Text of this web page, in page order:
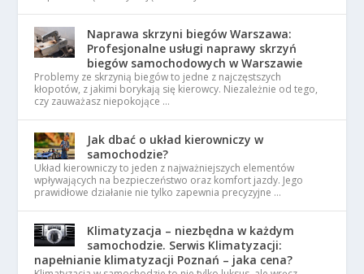
Naprawa skrzyni biegów Warszawa:
Profesjonalne usługi naprawy skrzyń
biegów samochodowych w Warszawie
Problemy ze skrzynią biegów to jedne z najczęstszych
kłopotów, z jakimi borykają się kierowcy. Niezależnie od tego,
czy zauważasz niepokojące …
Jak dbać o układ kierowniczy w
samochodzie?
Układ kierowniczy to jeden z najważniejszych elementów
wpływających na bezpieczeństwo oraz komfort jazdy. Jego
prawidłowe działanie nie tylko zapewnia precyzyjne …
Klimatyzacja – niezbędna w każdym
samochodzie. Serwis Klimatyzacji:
napełnianie klimatyzacji Poznań – jaka cena?